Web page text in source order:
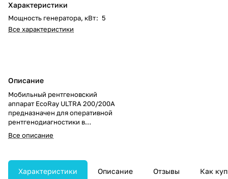
Характеристики
Мощность генератора, кВт: 5
Все характеристики
Описание
Мобильный рентгеновский
аппарат EcoRay ULTRA 200/200A
предназначен для оперативной
рентгенодиагностики в
условиях скорой помощи и
многопрофильных клиник.
компактность и удобство
использования при выездной
или внутрибольничной работе.
Все описание
Характеристики Описание Отзывы Как